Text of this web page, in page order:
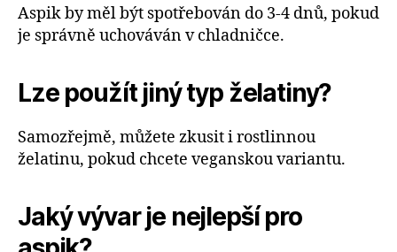
Aspik by měl být spotřebován do 3-4 dnů, pokud
je správně uchováván v chladničce.
Lze použít jiný typ želatiny?
Samozřejmě, můžete zkusit i rostlinnou
želatinu, pokud chcete veganskou variantu.
Jaký vývar je nejlepší pro